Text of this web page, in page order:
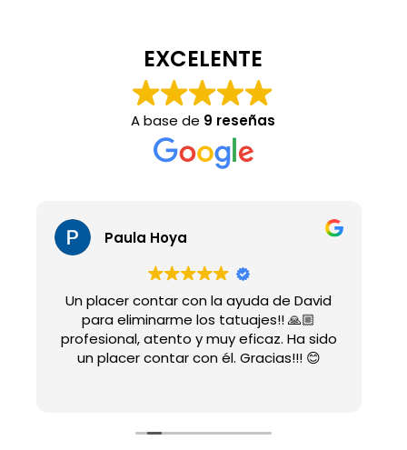
EXCELENTE
A base de 9 reseñas
Marcos Guisado Martinez
Un trato genial por parte de david,
además hace muy llevadero mientras te
da el láser haciendo que el dolor sea
mucho más llevable, un calidad precio